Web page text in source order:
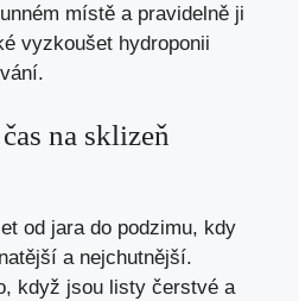
místě a pravidelně ji
vyzkoušet hydroponii
na sklizeň
od jara do podzimu, kdy
a nejchutnější.
když jsou listy čerstvé a